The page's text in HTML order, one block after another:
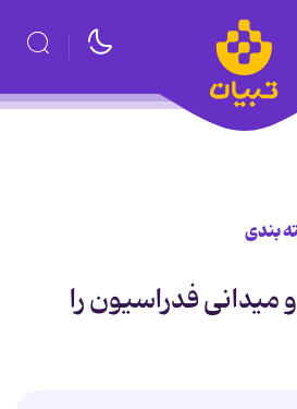
بندی
فدراسیون را